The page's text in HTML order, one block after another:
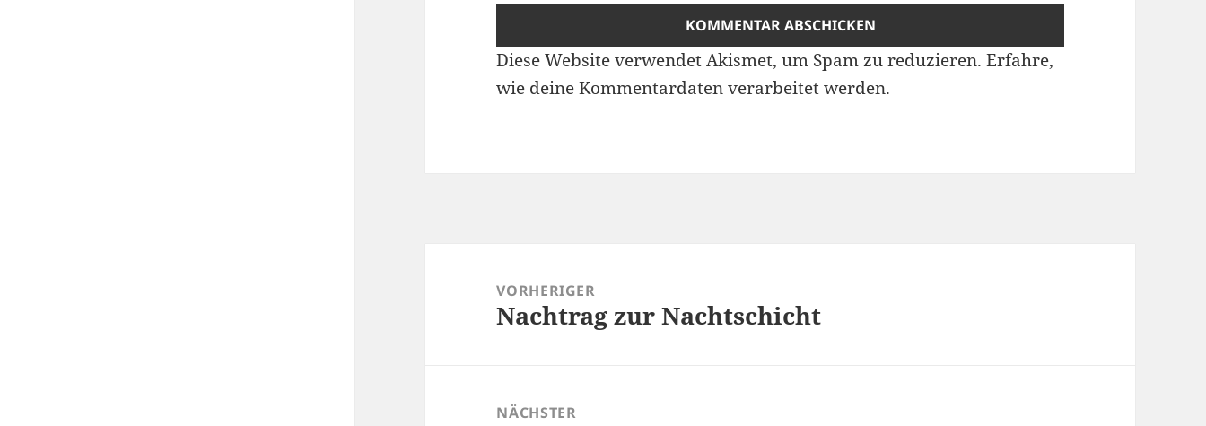
Diese Website verwendet Akismet, um Spam zu reduzieren.Erfahre,
wie deine Kommentardaten verarbeitet werden.
VORHERIGER
Vorheriger
Nachtrag zur Nachtschicht
NÄCHSTER